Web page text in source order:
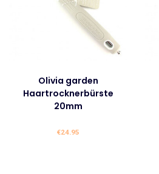
Olivia garden
Haartrocknerbürste
20mm
€24.95